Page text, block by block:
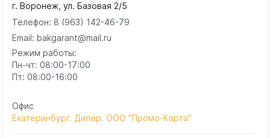
г. Воронеж, ул. Базовая 2/5
Телефон: 8 (963) 142-46-79
Email: bakgarant@mail.ru
Режим работы:
Пн-чт: 08:00-17:00
Пт: 08:00-16:00
Офис
Екатеринбург. Дилер. ООО "Промо-Карта"